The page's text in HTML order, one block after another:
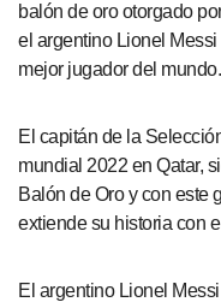
balón de oro otorgado
el argentino Lionel
mejor jugador del mundo.
El capitán de la
mundial 2022 en Qatar,
Balón de Oro y con este
extiende su historia con
El argentino Lionel